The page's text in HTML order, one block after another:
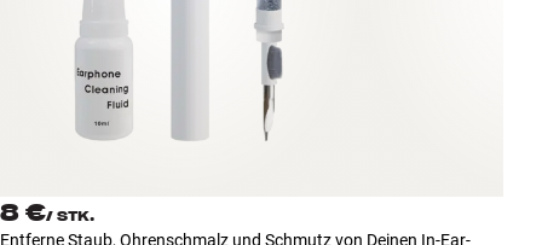
Zubehör
INSPIRATION
MARKEN
8 €/ STK.
Entferne Staub, Ohrenschmalz und Schmutz von Deinen In-Ear-